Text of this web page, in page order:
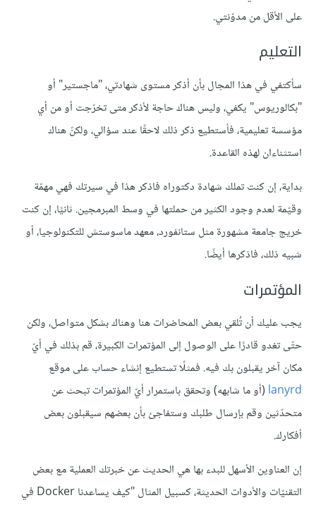
على الأقل من مدوّنتي.
التعليم
سأكتفي في هذا المجال بأن أذكر مستوى شهادتي، "ماجستير" أو
"بكالوريوس" يكفي، وليس هناك حاجة لأذكر متى تخرّجت أو من أي
مؤسسة تعليمية، فأستطيع ذكر ذلك لاحقًا عند سؤالي، ولكنّ هناك
استثناءان لهذه القاعدة.
بداية، إن كنت تملك شهادة دكتوراه فاذكر هذا في سيرتك فهي مهمّة
وقيّمة لعدم وجود الكثير من حملتها في وسط المبرمجين. ثانيًا، إن كنت
خريج جامعة مشهورة مثل ستانفورد، معهد ماسوستش للتكنولوجيا، أو
شبيه ذلك، فاذكرها أيضًا.
المؤتمرات
يجب عليك أن تُلقي بعض المحاضرات هنا وهناك بشكل متواصل، ولكن
حتّى تغدو قادرًا على الوصول إلى المؤتمرات الكبيرة، قم بذلك في أيّ
مكان آخر يقبلون بك فيه. فمثلًا تستطيع إنشاء حساب على موقع
lanyrd (أو ما شابهه) وتحقق باستمرار أيّ المؤتمرات تبحث عن
متحدّثين وقم بإرسال طلبك وستفاجئ بأن بعضهم سيقبلون بعض
أفكارك.
إن العناوين الأسهل للبدء بها هي الحديث عن خبرتك العملية مع بعض
التقنيّات والأدوات الحديثة، كسبيل المثال "كيف يساعدنا Docker في